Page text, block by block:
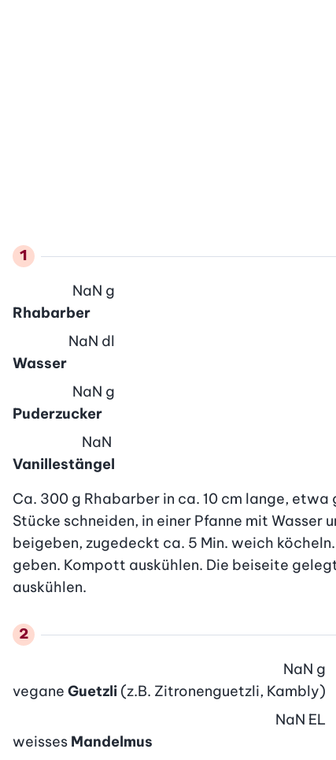
Rhabarber
NaN g
Wasser
NaN dl
Puderzucker
NaN g
Vanillestängel
NaN
Ca. 300 g Rhabarber in ca. 10 cm lange,
Stücke schneiden, in einer Pfanne mit Wasser
beigeben, zugedeckt ca. 5 Min. weich
geben. Kompott auskühlen. Die beiseite
auskühlen.
vegane Guetzli (z.B. Zitronenguetzli, Kambly)
NaN g
weisses Mandelmus
NaN EL